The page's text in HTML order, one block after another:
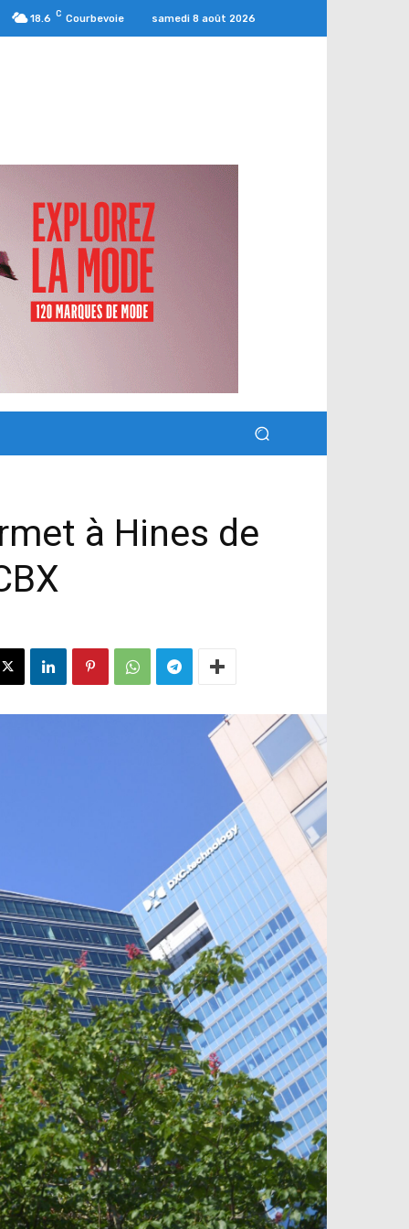
18.6 C Courbevoie samedi 8 août 2026
à Hines de